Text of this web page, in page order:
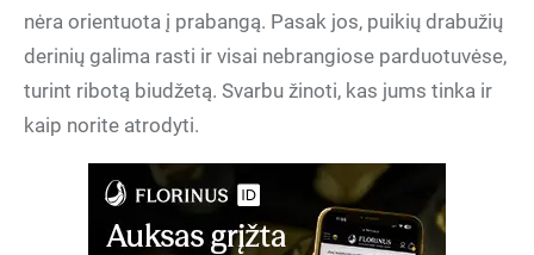
nėra orientuota į prabangą. Pasak jos, puikių drabužių
derinių galima rasti ir visai nebrangiose parduotuvėse,
turint ribotą biudžetą. Svarbu žinoti, kas jums tinka ir
kaip norite atrodyti.